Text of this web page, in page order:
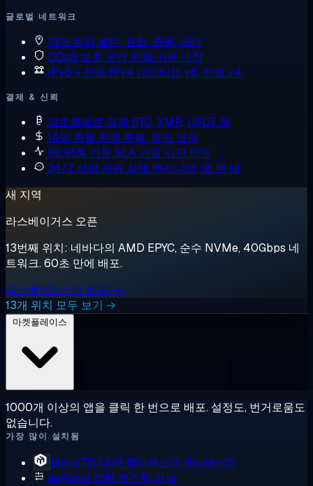
글로벌 네트워크
13개 위치 북미, 유럽, 중동, 아태
DDoS 보호 공격 완화 기본 내장
IPv6 + 전용 IPv4 네이티브 v6, 전용 v4
결제 & 신뢰
암호화폐로 결제 BTC, XMR, USDT 등
14일 환불 전액 환불, 묻지 않음
99.95% 가동 SLA 가동 시간 약속
24/7 사람 지원 실제 엔지니어, 몇 분 내
새 지역
라스베이거스 오픈
13번째 위치: 네바다의 AMD EPYC, 순수 NVMe, 40Gbps 네
트워크. 60초 만에 배포.
라스베이거스에 배포 →
13개 위치 모두 보기 →
1000개 이상의 앱을 클릭 한 번으로 배포. 설정도, 번거로움도
없습니다.
가장 많이 설치됨
MikroTik CHR 클라우드의 RouterOS
aaPanel 경량 호스팅 패널